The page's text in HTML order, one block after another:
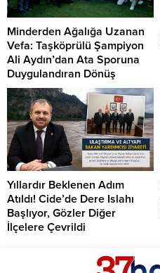
Minderden Ağalığa Uzanan
Vefa: Taşköprülü Şampiyon
Ali Aydın’dan Ata Sporuna
Duygulandıran Dönüş
Yıllardır Beklenen Adım
Atıldı! Cide’de Dere Islahı
Başlıyor, Gözler Diğer
İlçelere Çevrildi